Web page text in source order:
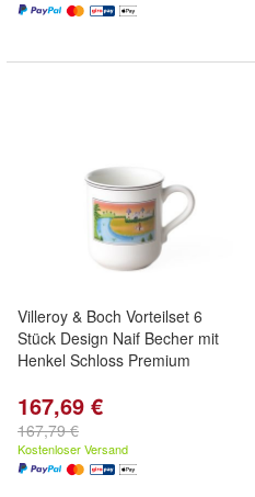
Villeroy & Boch Vorteilset 6
Stück Design Naif Becher mit
Henkel Schloss Premium
167,69 €
167,79 €
Kostenloser Versand